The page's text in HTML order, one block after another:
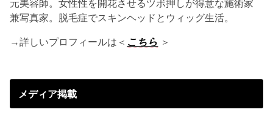
元美容師。女性性を開花させるツボ押しが得意な施術家
兼写真家。脱毛症でスキンヘッドとウィッグ生活。
→詳しいプロフィールは＜ こちら ＞
メディア掲載